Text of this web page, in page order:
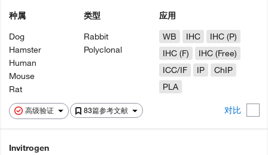
高级验证 83篇参考文献 对比
种属
Dog
Hamster
Human
Mouse
Rat
类型
Rabbit
Polyclonal
应用
WB
IHC
IHC (P)
IHC (F)
IHC (Free)
ICC/IF
IP
ChIP
PLA
Invitrogen